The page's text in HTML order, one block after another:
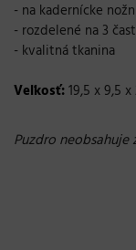
- na kadernícke
- rozdelené na 3
- kvalitná tkanina
Veľkosť:19,5 x 9,5
Puzdro neobsahuje